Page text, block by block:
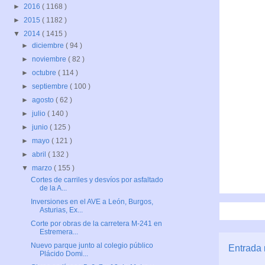
Entrada
► 2016 ( 1168 )
► 2015 ( 1182 )
▼ 2014 ( 1415 )
►diciembre( 94 )
►noviembre( 82 )
►octubre( 114 )
►septiembre( 100 )
►agosto( 62 )
►julio( 140 )
►junio( 125 )
►mayo( 121 )
►abril( 132 )
▼marzo( 155 )
Cortes de carriles y desvíos por asfaltado
de la A...
Inversiones en el AVE a León, Burgos,
Asturias, Ex...
Corte por obras de la carretera M-241 en
Estremera...
Nuevo parque junto al colegio público
Plácido Domi...